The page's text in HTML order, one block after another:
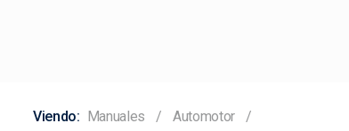
Manuales
Automotor